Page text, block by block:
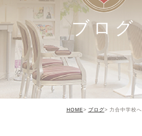
ブログ
HOME ブログ 力合中学校へ